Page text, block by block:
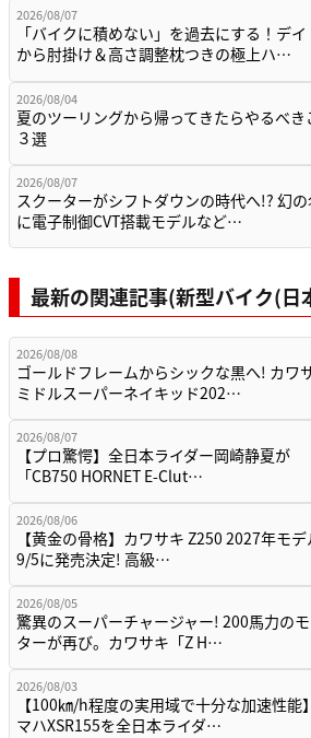
2026/08/07
「バイクに積めない」を過去にする！デイ
から肘掛け＆高さ調整枕つきの極上ハ…
2026/08/04
夏のツーリングから帰ってきたらやるべき
３選
2026/08/07
スクーターがシフトダウンの時代へ!? 幻
に電子制御CVT搭載モデルなど…
最新の関連記事(新型バイク(日
2026/08/08
ゴールドフレームからシックな黒へ! カワ
ミドルスーパーネイキッド202…
2026/08/07
【プロ驚愕】全日本ライダー岡崎静夏が
「CB750 HORNET E-Clut…
2026/08/06
【黄金の骨格】カワサキ Z250 2027年モ
9/5に発売決定! 高級…
2026/08/05
驚異のスーパーチャージャー! 200馬力の
ターが再び。カワサキ「Z H…
2026/08/03
【100㎞/h程度の実用域で十分な加速性能
マハXSR155を全日本ライダ…